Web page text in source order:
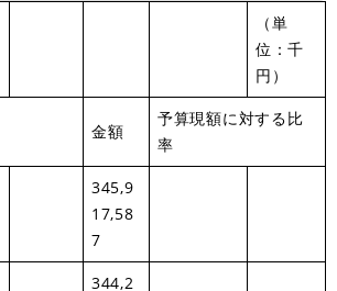
（単
位：千
円）
金額
予算現額に対する比
率
345,9
17,58
7
344,2